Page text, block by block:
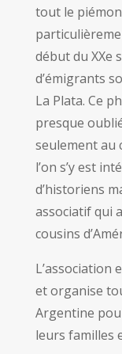
tout le
début du XXe
d’émigrants
La Plata. Ce
presque
seulement au
l’on s’y est
d’historiens
associatif qui
cousins
L’association
et organise
Argentine
leurs familles